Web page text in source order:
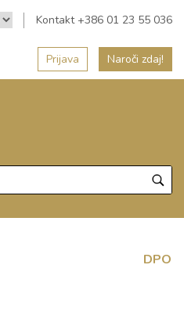
Kontakt +386 01 23 55 036
Prijava Naroči zdaj!
DPO